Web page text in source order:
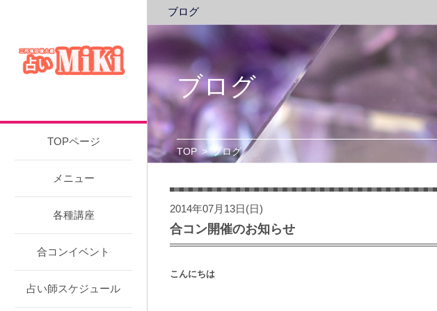
TOPページ
メニュー
各種講座
合コンイベント
占い師スケジュール
ブログ
ブログ
TOP >ブログ
2014年07月13日(日)
合コン開催のお知らせ
こんにちは